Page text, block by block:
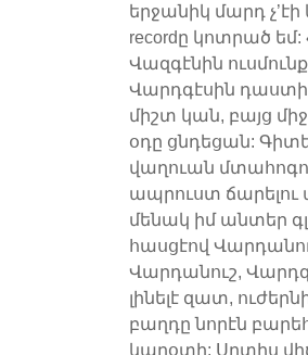
երջանիկ մարդ
recordը կոտրած եմ:
Վազգէնին
Վարդգէսին
միշտ կան, բայց
օդը ցնդեցան:
վաղուան
ապրուստ ճարելու
մենակ իմ անտեր
հասցէով
Վարդանուշ,
լինելէ զատ,
բաղդը նորէն
կարօտի: Սրտիս